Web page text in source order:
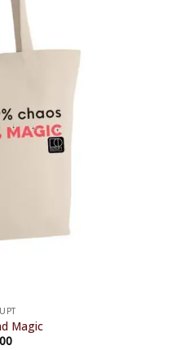
Magic